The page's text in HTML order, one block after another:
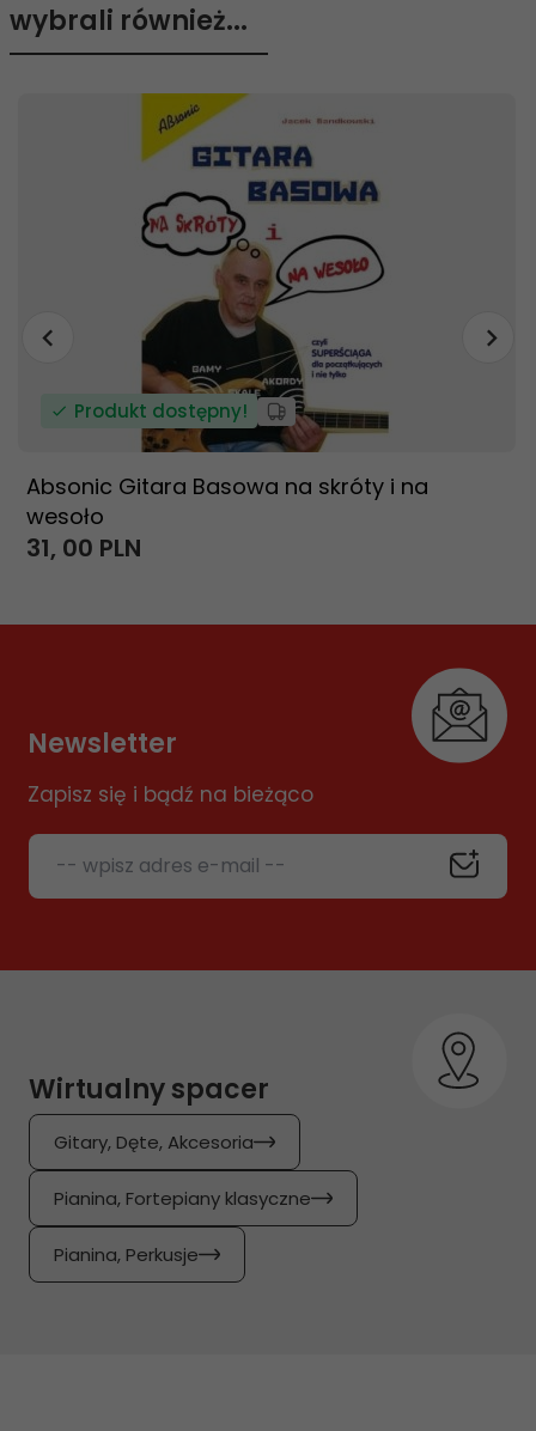
wybrali również...
Produkt dostępny!
Absonic Gitara Basowa na skróty i na
wesoło
31, 00 PLN
Newsletter
Zapisz się i bądź na bieżąco
-- wpisz adres e-mail --
Wirtualny spacer
Gitary, Dęte, Akcesoria
Pianina, Fortepiany klasyczne
Pianina, Perkusje